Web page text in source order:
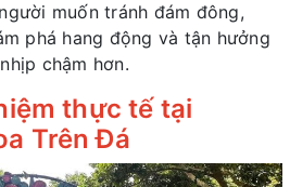
muốn tránh đám đông,
phá hang động và tận hưởng
chậm hơn.
thực tế tại
Trên Đá